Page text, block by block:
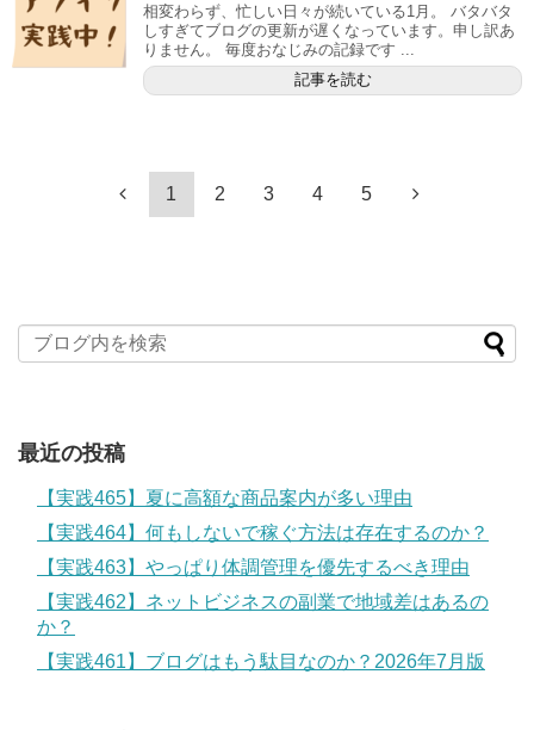
相変わらず、忙しい日々が続いている1月。 バタバタ
しすぎてブログの更新が遅くなっています。申し訳あ
りません。 毎度おなじみの記録です ...
記事を読む
1 2 3 4 5
最近の投稿
【実践465】夏に高額な商品案内が多い理由
【実践464】何もしないで稼ぐ方法は存在するのか？
【実践463】やっぱり体調管理を優先するべき理由
【実践462】ネットビジネスの副業で地域差はあるの
か？
【実践461】ブログはもう駄目なのか？2026年7月版